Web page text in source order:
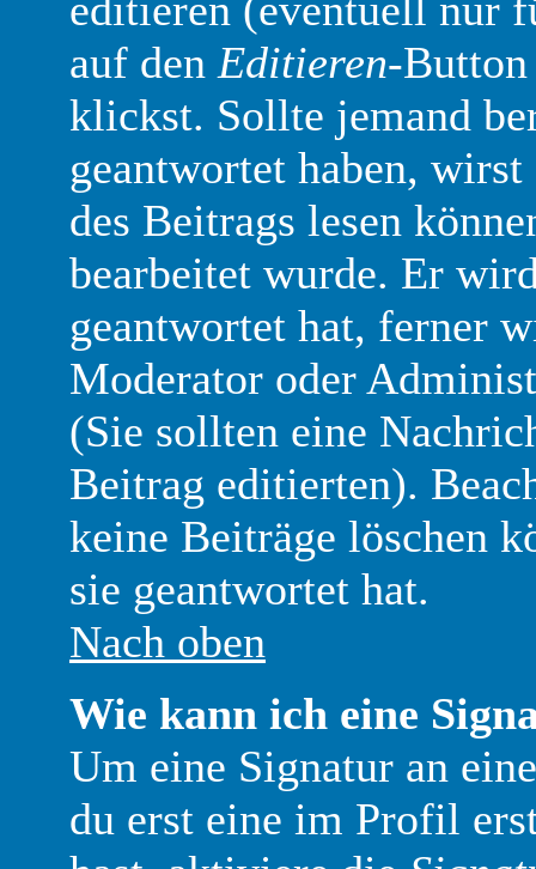
auf den Editieren-
klickst. Sollte jemand
geantwortet haben,
des Beitrags lesen
bearbeitet wurde. Er
geantwortet hat, ferner
Moderator oder
(Sie sollten eine
Beitrag editierten).
keine Beiträge löschen
sie geantwortet hat.
Nach oben
Wie kann ich eine
Um eine Signatur an
du erst eine im Profil